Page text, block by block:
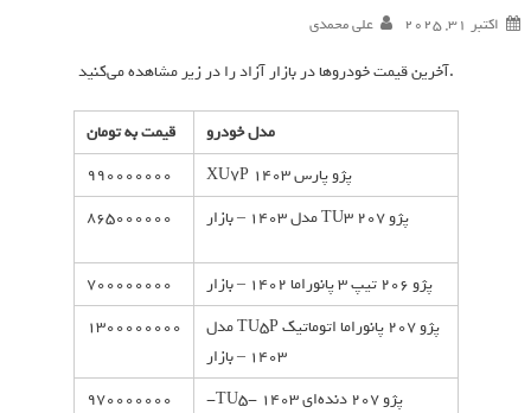
اکتبر 31, 2025 علی محمدی
آخرین قیمت خودروها در بازار آزاد را در زیر مشاهده می‌کنید.
مدل خودرو
قیمت به تومان
پژو پارس XU7P 1403
990000000
پژو 207 TU3 مدل 1403 – بازار
865000000
پژو 206 تیپ 3 پانوراما 1402 – بازار
700000000
پژو 207 پانوراما اتوماتیک TU5P مدل
1403 – بازار
1300000000
پژو 207 دنده‌ای TU5- 1403-
970000000